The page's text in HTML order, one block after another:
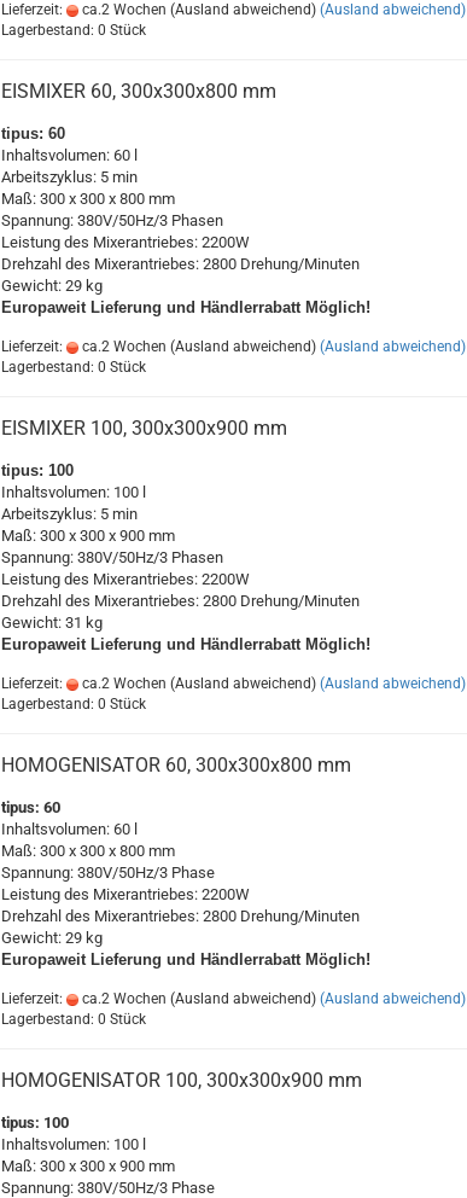
Lieferzeit: ca.2 Wochen (Ausland abweichend) (Ausland abweichend)
Lagerbestand: 0 Stück
EISMIXER 60, 300x300x800 mm
tipus: 60
Inhaltsvolumen: 60 l
Arbeitszyklus: 5 min
Maß: 300 x 300 x 800 mm
Spannung: 380V/50Hz/3 Phasen
Leistung des Mixerantriebes: 2200W
Drehzahl des Mixerantriebes: 2800 Drehung/Minuten
Gewicht: 29 kg
Europaweit Lieferung und Händlerrabatt Möglich!
Lieferzeit: ca.2 Wochen (Ausland abweichend) (Ausland abweichend)
Lagerbestand: 0 Stück
EISMIXER 100, 300x300x900 mm
tipus: 100
Inhaltsvolumen: 100 l
Arbeitszyklus: 5 min
Maß: 300 x 300 x 900 mm
Spannung: 380V/50Hz/3 Phasen
Leistung des Mixerantriebes: 2200W
Drehzahl des Mixerantriebes: 2800 Drehung/Minuten
Gewicht: 31 kg
Europaweit Lieferung und Händlerrabatt Möglich!
Lieferzeit: ca.2 Wochen (Ausland abweichend) (Ausland abweichend)
Lagerbestand: 0 Stück
HOMOGENISATOR 60, 300x300x800 mm
tipus: 60
Inhaltsvolumen: 60 l
Maß: 300 x 300 x 800 mm
Spannung: 380V/50Hz/3 Phase
Leistung des Mixerantriebes: 2200W
Drehzahl des Mixerantriebes: 2800 Drehung/Minuten
Gewicht: 29 kg
Europaweit Lieferung und Händlerrabatt Möglich!
Lieferzeit: ca.2 Wochen (Ausland abweichend) (Ausland abweichend)
Lagerbestand: 0 Stück
HOMOGENISATOR 100, 300x300x900 mm
tipus: 100
Inhaltsvolumen: 100 l
Maß: 300 x 300 x 900 mm
Spannung: 380V/50Hz/3 Phase